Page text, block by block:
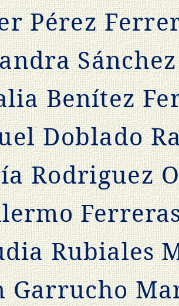
Pérez
Benítez
Doblado
Rodriguez
Rubiales
Garrucho